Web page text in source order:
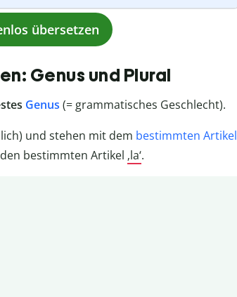
übersetzen
Genus und Plural
Genus (= grammatisches Geschlecht).
und stehen mit dem bestimmten Artikel
bestimmten Artikel ‚la‘.